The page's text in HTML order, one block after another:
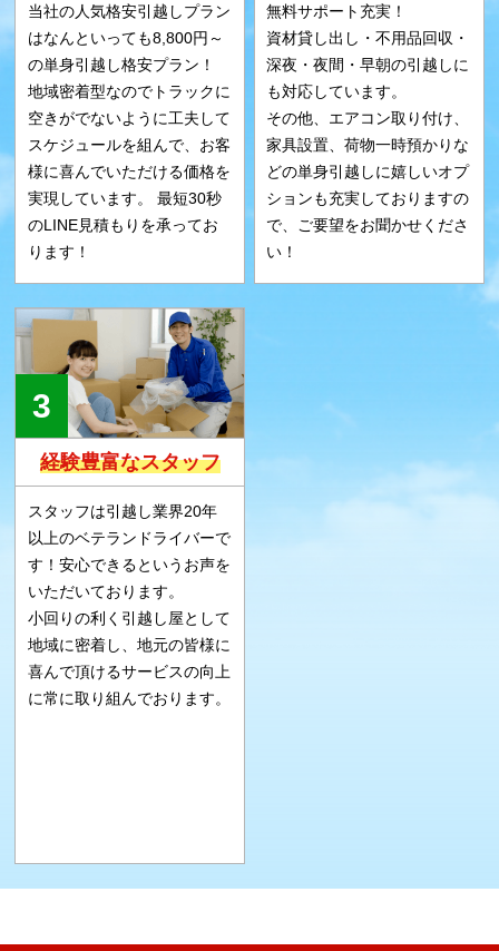
当社の人気格安引越しプラン
はなんといっても8,800円～
の単身引越し格安プラン！
地域密着型なのでトラックに
空きがでないように工夫して
スケジュールを組んで、お客
様に喜んでいただける価格を
実現しています。 最短30秒
のLINE見積もりを承ってお
ります！
無料サポート充実！
資材貸し出し・不用品回収・
深夜・夜間・早朝の引越しに
も対応しています。
その他、エアコン取り付け、
家具設置、荷物一時預かりな
どの単身引越しに嬉しいオプ
ションも充実しておりますの
で、ご要望をお聞かせくださ
い！
経験豊富なスタッフ
スタッフは引越し業界20年
以上のベテランドライバーで
す！安心できるというお声を
いただいております。
小回りの利く引越し屋として
地域に密着し、地元の皆様に
喜んで頂けるサービスの向上
に常に取り組んでおります。